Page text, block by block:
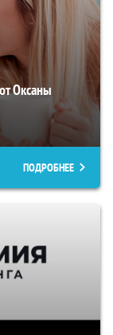
Оксаны
ПОДРОБНЕЕ